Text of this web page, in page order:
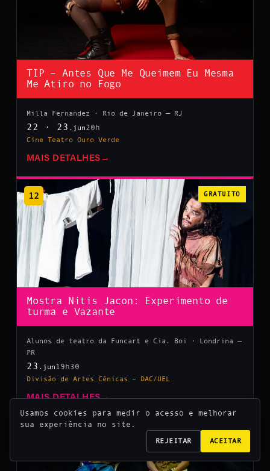
TIP – Antes Que Me Queimem Eu Mesma
Me Atiro no Fogo
Milla Fernandez · Rio de Janeiro — RJ
22 · 23 .jun20h
Cine Teatro Ouro Verde
MAIS DETALHES →
12 GRATUITO
Mostra Nitis Jacon: Experimento de
turma e Vazante
Alunos de teatro da Funcart e Cia. Boi · Londrina —
PR
23 .jun 19h30
Divisão de Artes Cênicas – DAC/UEL
MAIS DETALHES→
Usamos cookies para medir o acesso e melhorar
sua experiência no site.
REJEITAR ACEITAR